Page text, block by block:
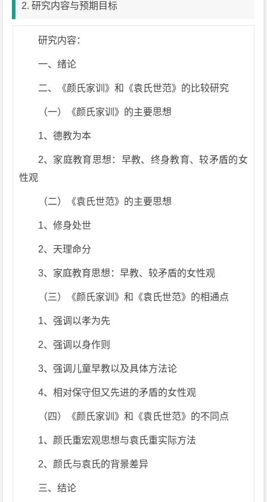
2. 研究内容与预期目标
研究内容：
一、绪论
二、《颜氏家训》和《袁氏世范》的比较研究
（一）《颜氏家训》的主要思想
1、德教为本
2、家庭教育思想：早教、终身教育、较矛盾的女
性观
（二）《袁氏世范》的主要思想
1、修身处世
2、天理命分
3、家庭教育思想：早教、较矛盾的女性观
（三）《颜氏家训》和《袁氏世范》的相通点
1、强调以孝为先
2、强调以身作则
3、强调儿童早教以及具体方法论
4、相对保守但又先进的矛盾的女性观
（四）《颜氏家训》和《袁氏世范》的不同点
1、颜氏重宏观思想与袁氏重实际方法
2、颜氏与袁氏的背景差异
三、结论